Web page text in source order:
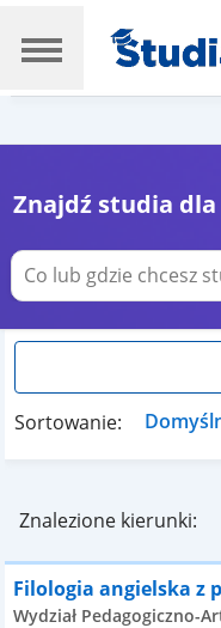
Znajdź studia
Sortowanie:
Znalezione kierunki:
Filologia angielska z
Wydział Pedagogiczno-